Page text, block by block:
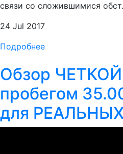
связи со сложившимися
24 Jul 2017
Подробнее
Обзор ЧЕТКОЙ
пробегом
для